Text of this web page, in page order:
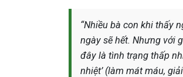
“Nhiều bà con khi thấy
ngày sẽ hết. Nhưng với
đây là tình trạng thấp
nhiệt’ (làm mát máu,